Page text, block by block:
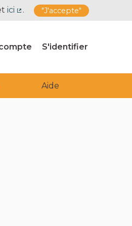
ici
(Lien externe)
. "J'accepte"
Choisir la langue
S'identifier
Aide